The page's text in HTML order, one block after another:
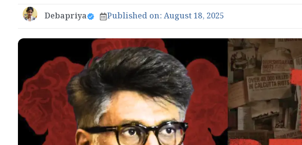
Debapriya Published on: August 18, 2025